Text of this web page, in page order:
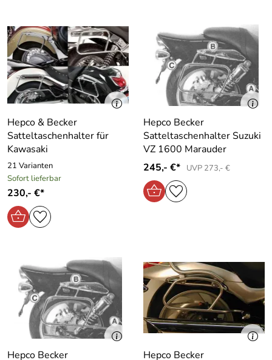
Hepco & Becker
Satteltaschenhalter für
Kawasaki
21 Varianten
Sofort lieferbar
230,- €*
Hepco Becker
Satteltaschenhalter Suzuki
VZ 1600 Marauder
245,- €*
UVP 273,- €
Hepco Becker Hepco Becker